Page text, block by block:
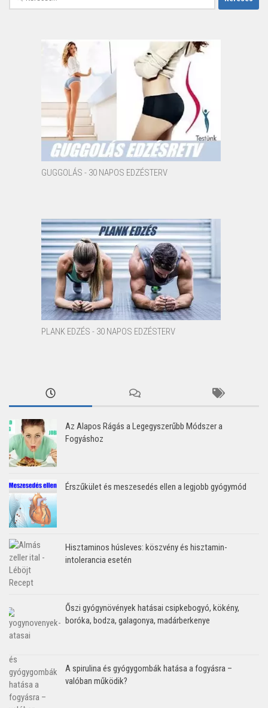
GUGGOLÁS - 30 NAPOS EDZÉSTERV
PLANK EDZÉS - 30 NAPOS EDZÉSTERV
Az Alapos Rágás a Legegyszerűbb Módszer a
Fogyáshoz
Érszűkület és meszesedés ellen a legjobb gyógymód
Hisztaminos húsleves: köszvény és hisztamin-
intolerancia esetén
Őszi gyógynövények hatásai csipkebogyó, kökény,
boróka, bodza, galagonya, madárberkenye
A spirulina és gyógygombák hatása a fogyásra –
valóban működik?